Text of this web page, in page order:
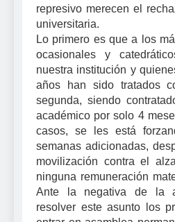
represivo merecen el
universitaria.
Lo primero es que a los
ocasionales y
nuestra institución y
años han sido tratados
segunda, siendo
académico por solo 4
casos, se les está
semanas adicionadas,
movilización contra el
ninguna remuneración
Ante la negativa de la
resolver este asunto los